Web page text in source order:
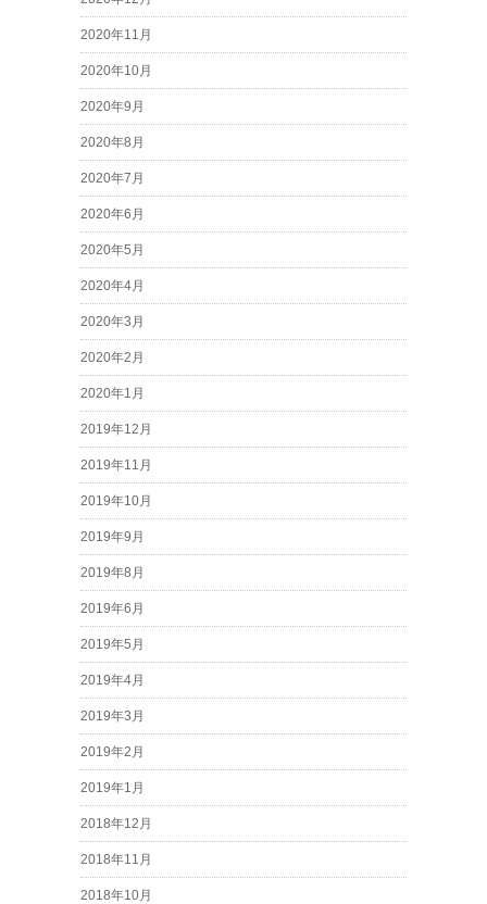
2020年11月
2020年10月
2020年9月
2020年8月
2020年7月
2020年6月
2020年5月
2020年4月
2020年3月
2020年2月
2020年1月
2019年12月
2019年11月
2019年10月
2019年9月
2019年8月
2019年6月
2019年5月
2019年4月
2019年3月
2019年2月
2019年1月
2018年12月
2018年11月
2018年10月